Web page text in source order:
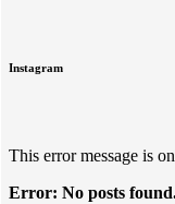
Instagram
This error message is
Error: No posts